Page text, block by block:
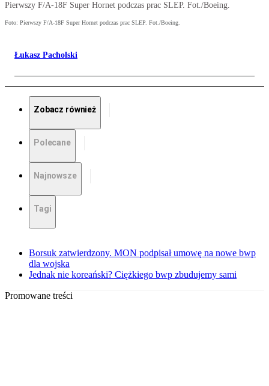
Pierwszy F/A-18F Super Hornet podczas prac SLEP. Fot./Boeing.
Foto: Pierwszy F/A-18F Super Hornet podczas prac SLEP. Fot./Boeing.
Łukasz Pacholski
Zobacz również
Polecane
Najnowsze
Tagi
Borsuk zatwierdzony. MON podpisał umowę na nowe bwp
dla wojska
Jednak nie koreański? Ciężkiego bwp zbudujemy sami
Promowane treści